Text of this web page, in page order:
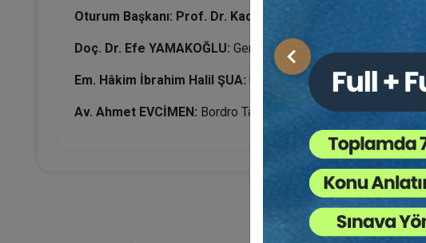
Önceki
Oturum Başkanı: Prof. Dr. Kadir ARICI
Doç. Dr. Efe YAMAKOĞLU: Gemi Adamlarının Çalışma
Em. Hâkim İbrahim Halil ŞUA: Ücret Hesap Pusulasının KEP
Av. Ahmet EVCİMEN: Bordro Tahakkuklarının Fazla Çalışma